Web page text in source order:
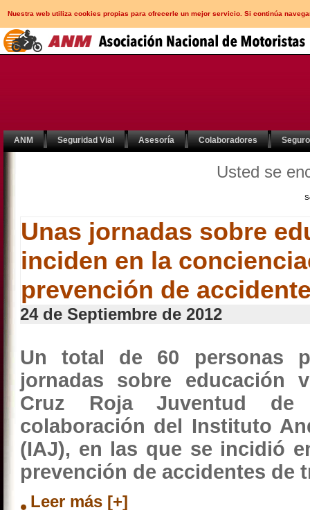
Nuestra web utiliza cookies propias para ofrecerle un mejor servicio. Si continúa
ANM Seguridad Vial Asesoría Colaboradores
Usted se
Unas jornadas sobre
inciden en la
prevención de
24 de Septiembre de 2012
Un total de 60 personas
jornadas sobre educación
Cruz Roja Juventud
colaboración del Instituto
(IAJ), en las que se incidió
prevención de accidentes de
Leer más [+]